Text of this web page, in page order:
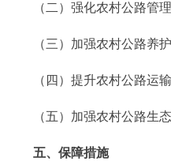
（二）强化农村公路管理
（三）加强农村公路养护
（四）提升农村公路运输
（五）加强农村公路生态
五、保障措施